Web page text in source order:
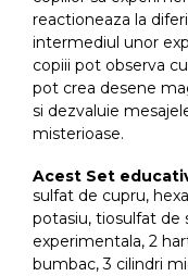
reactioneaza la
intermediul unor
copiii pot observa
pot crea desene
si dezvaluie
misterioase.
Acest Set
sulfat de cupru,
potasiu, tiosulfat de
experimentala, 2
bumbac, 3 cilindri